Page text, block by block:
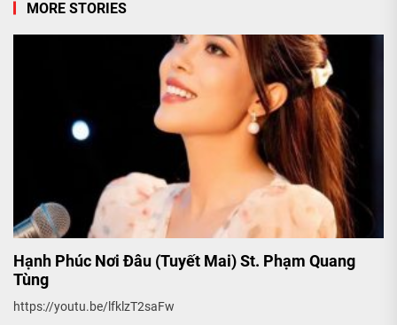
MORE STORIES
Hạnh Phúc Nơi Đâu (Tuyết Mai) St. Phạm Quang
Tùng
https://youtu.be/lfklzT2saFw